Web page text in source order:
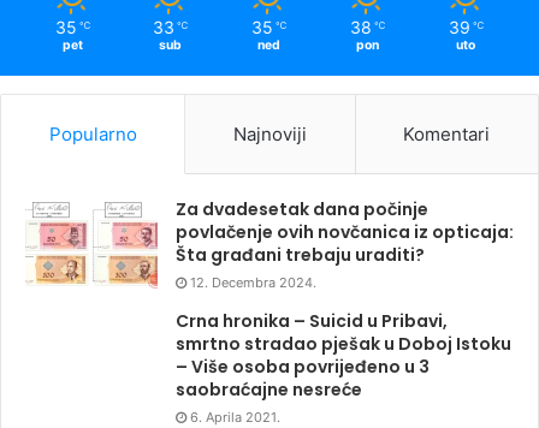
35 ℃
pet
33 ℃
sub
35 ℃
ned
38 ℃
pon
39 ℃
uto
Popularno Najnoviji Komentari
Za dvadesetak dana počinje
povlačenje ovih novčanica iz opticaja:
Šta građani trebaju uraditi?
12. Decembra 2024.
Crna hronika – Suicid u Pribavi,
smrtno stradao pješak u Doboj Istoku
– Više osoba povrijeđeno u 3
saobraćajne nesreće
6. Aprila 2021.